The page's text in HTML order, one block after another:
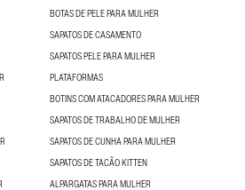
BOTAS DE PELE PARA MULHER
SAPATOS DE CASAMENTO
SAPATOS PELE PARA MULHER
PLATAFORMAS
BOTINS COM ATACADORES PARA MULHER
SAPATOS DE TRABALHO DE MULHER
SAPATOS DE CUNHA PARA MULHER
SAPATOS DE TACÃO KITTEN
ALPARGATAS PARA MULHER